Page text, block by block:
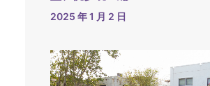
2025 年 1 月 2 日